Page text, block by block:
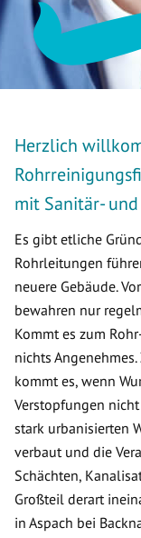
Herzlich
mit Sanitär-
Es gibt etliche
Rohrleitungen
neuere Gebäude.
bewahren nur
Kommt es zum
nichts
kommt es, wenn
Verstopfungen
stark urbanisierten
verbaut und die
Schächten,
Großteil derart
in Aspach bei